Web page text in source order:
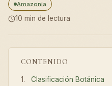
Amazonia
10 min de lectura
CONTENIDO
Clasificación Botánica